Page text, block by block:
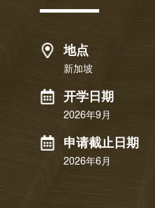
地点
新加坡
开学日期
2026年9月
申请截止日期
2026年6月